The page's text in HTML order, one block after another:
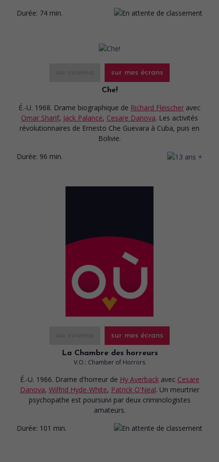
Durée: 74 min.
sur mes écrans
Che!
É.-U. 1968. Drame biographique de Richard Fleischer avec
Omar Sharif, Jack Palance, Cesare Danova. Les activités
révolutionnaires de Ernesto Che Guevara à Cuba, puis en
Bolivie.
Durée: 96 min.
sur mes écrans
La Chambre des horreurs
V.O.: Chamber of Horrors
É.-U. 1966. Drame d'horreur de Hy Averback avec Cesare
Danova, Wilfrid Hyde-White, Patrick O'Neal. Un meurtrier
psychopathe est poursuivi par deux criminologistes
amateurs.
Durée: 101 min.